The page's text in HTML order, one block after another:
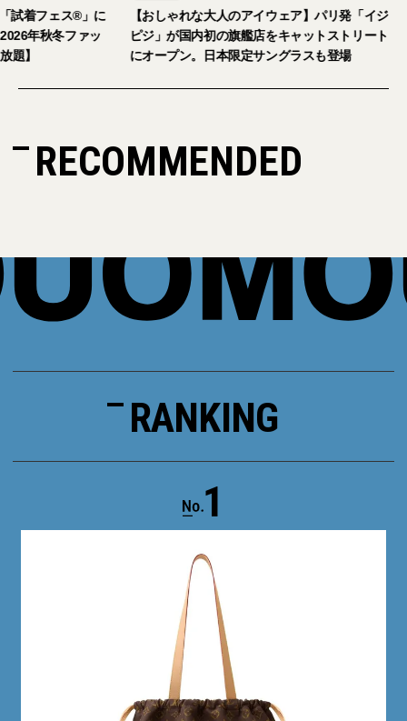
試着フェス®︎」に
年秋冬ファッ
題】
【おしゃれな大人のアイウェア】パリ発「イジ
ピジ」が国内初の旗艦店をキャットストリート
にオープン。日本限定サングラスも登場
RECOMMENDED
RANKING
1